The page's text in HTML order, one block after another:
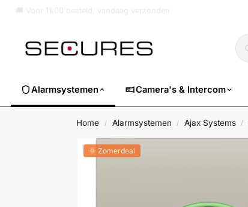
Alarmsystemen Camera's & Intercom
Home / Alarmsystemen / Ajax Systems /
🌞 Zomerdeal